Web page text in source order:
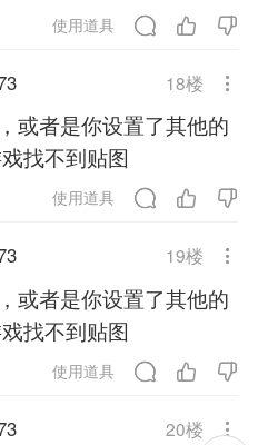
使用道具
18楼
或者是你设置了其他的
找不到贴图
使用道具
19楼
或者是你设置了其他的
找不到贴图
使用道具
20楼